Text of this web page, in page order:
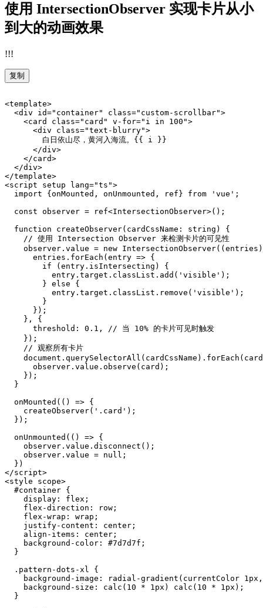
使用 IntersectionObserver 实现卡片从小
到大的动画效果
!!!
复制
<template>
  <div id="container" class="custom-scrollbar">
    <card class="card" v-for="i in 100">
      <div class="text-blurry">
        白日依山尽，黄河入海流。{{ i }}
      </div>
    </card>
  </div>
</template>
<script setup lang="ts">
  import {onMounted, onUnmounted, ref} from 'vue';
  const observer = ref<IntersectionObserver>();
  function createObserver(cardCssName: string) {
    // 使用 Intersection Observer 来检测卡片的可见性
observer.value = new
      entries.forEach(entry => {
        if (entry.isIntersecting) {
          entry.target.classList.add('visible');
        } else {
          entry.target.classList.remove('visible');
        }
      });
    }, {
      threshold: 0.1, // 当 10% 的卡片可见时触发
    });
    // 观察所有卡片
      observer.value.observe(card);
    });
  }
  onMounted(() => {
    createObserver('.card');
  });
  onUnmounted(() => {
    observer.value.disconnect();
    observer.value = null;
  })
</script>
<style scope>
  #container {
    display: flex;
    flex-direction: row;
    flex-wrap: wrap;
    justify-content: center;
    align-items: center;
    background-color: #7d7d7f;
  }
  .pattern-dots-xl {
background-image: radial-gradient(currentColor
    background-size: calc(10 * 1px) calc(10 * 1px);
  }